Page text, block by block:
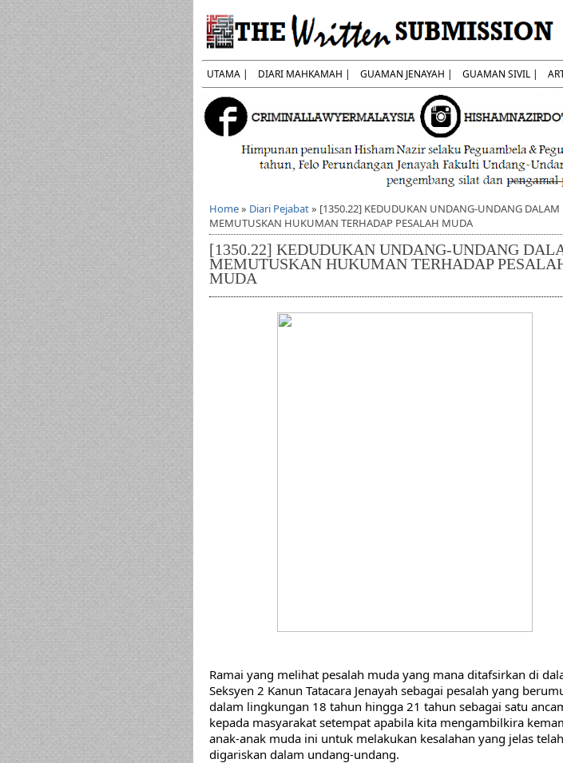
UTAMA | DIARI MAHKAMAH | GUAMAN JENAYAH | GUAMAN SIVIL |
Home» Diari Pejabat» [1350.22] KEDUDUKAN UNDANG-UNDANG DALAM
MEMUTUSKAN HUKUMAN TERHADAP PESALAH MUDA
[1350.22] KEDUDUKAN UNDANG-UNDANG
MEMUTUSKAN HUKUMAN TERHADAP
MUDA
Ramai yang melihat pesalah muda yang mana ditafsirkan di
Seksyen 2 Kanun Tatacara Jenayah sebagai pesalah yang
dalam lingkungan 18 tahun hingga 21 tahun sebagai satu
kepada masyarakat setempat apabila kita mengambilkira
anak-anak muda ini untuk melakukan kesalahan yang jelas telah
digariskan dalam undang-undang.